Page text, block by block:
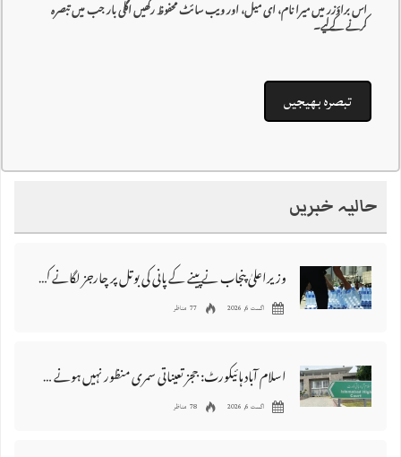
اس براؤزر میں میرا نام، ای میل، اور ویب سائٹ محفوظ رکھیں اگلی بار جب میں تبصرہ
کرنے کےلیے۔
حالیہ خبریں
وزیراعلیٰ پنجاب نے پینے کے پانی کی بوتل پر چارجز لگانے کی تجویز مستر دکر دی
اگست 6, 2026 77 مناظر
اسلام آباد ہائیکورٹ: ججز تعیناتی سمری منظور نہیں‌ ہونے کے خٌلاف فیصلہ محفوظ
اگست 6, 2026 78 مناظر